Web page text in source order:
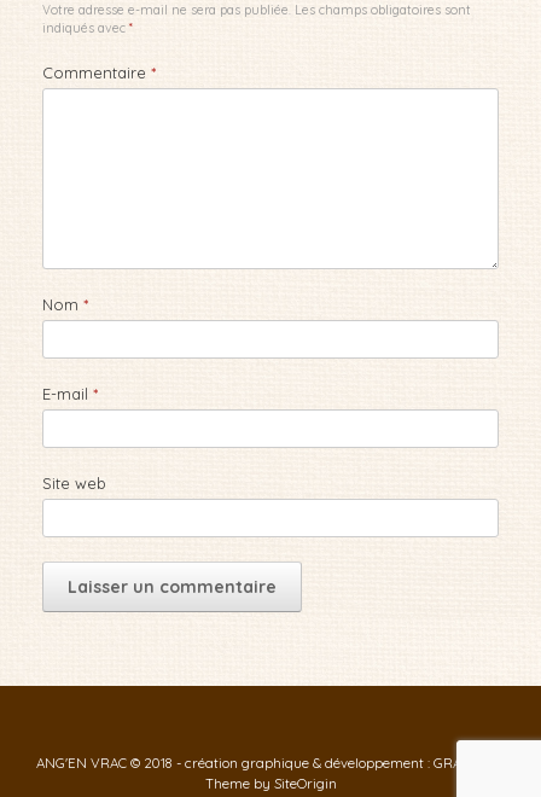
Votre adresse e-mail ne sera pas publiée. Les champs obligatoires sont
indiqués avec *
Commentaire *
Nom *
E-mail *
Site web
ANG'EN VRAC © 2018 - création graphique & développement : GRAF-ID
Theme by SiteOrigin